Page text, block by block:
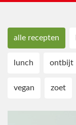
alle recepten
lunch ontbijt
vegan zoet